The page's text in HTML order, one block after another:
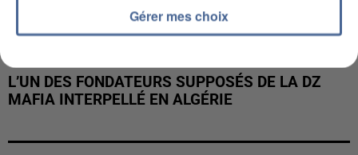
L’UN DES FONDATEURS SUPPOSÉS DE LA DZ
MAFIA INTERPELLÉ EN ALGÉRIE
Gérer mes choix